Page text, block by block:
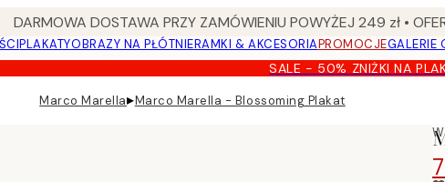
DARMOWA DOSTAWA PRZY ZAMÓWIENIU POWYŻEJ 249 zł •
PLAKATYOBRAZY NA PŁÓTNIERAMKI & AKCESORIAPROMOCJEGALERIE
SALE - 50% ZNIŻKI NA
Marco Marella▸Marco Marella - Blossoming Plakat